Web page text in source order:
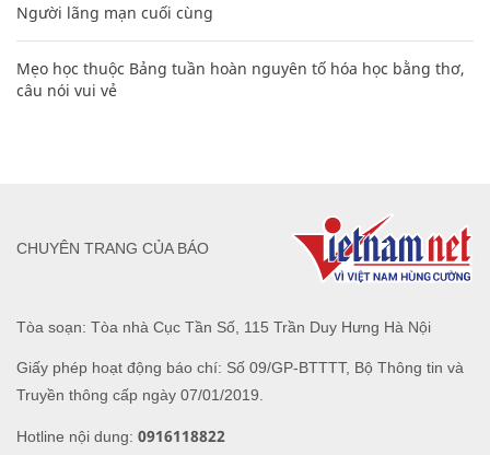
Người lãng mạn cuối cùng
Mẹo học thuộc Bảng tuần hoàn nguyên tố hóa học bằng thơ,
câu nói vui vẻ
Tòa soạn: Tòa nhà Cục Tần Số, 115 Trần Duy Hưng Hà Nội
Giấy phép hoạt động báo chí: Số 09/GP-BTTTT, Bộ Thông tin và
Truyền thông cấp ngày 07/01/2019.
Hotline nội dung: 0916118822
CHUYÊN TRANG CỦA BÁO